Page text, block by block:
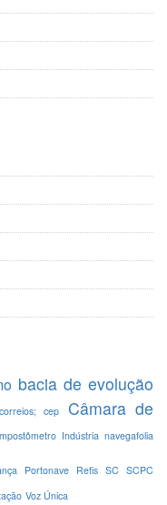
bacia de evolução
correios; cep
Câmara de
Indústria navegafolia
Portonave Refis SC SCPC
Voz Única